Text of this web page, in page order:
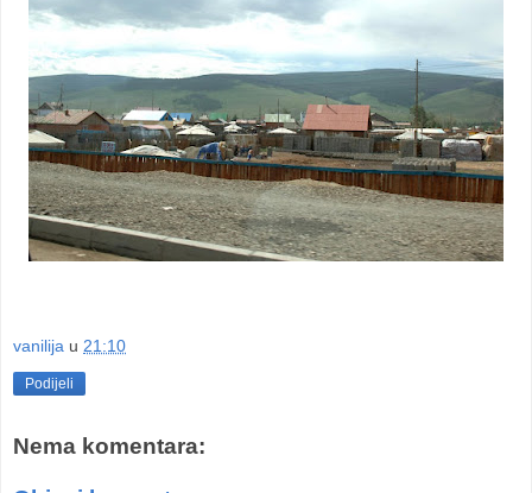
vanilija u 21:10
Podijeli
Nema komentara: